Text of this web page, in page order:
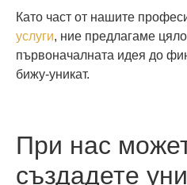
Като част от нашите
услуги, ние предлагаме
първоначалната идея до
бижу-уникат.
При нас
създадете